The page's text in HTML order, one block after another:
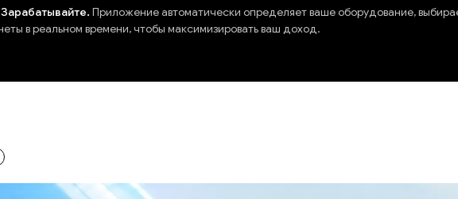
Зарабатывайте. Приложение автоматически определяет ваше оборудование,
в реальном времени, чтобы максимизировать ваш доход.